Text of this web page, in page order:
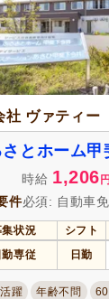
・手当
厚生
賞
企業
退職
扶養
正社
セス
バイ
社 ヴァティー
とホーム
時給 1,206円
件必須: 自動車
集状況 シフト
勤専従
日勤
躍 年齢不問